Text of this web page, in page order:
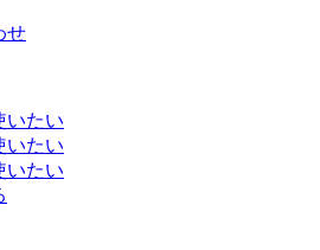
いたい
いたい
いたい